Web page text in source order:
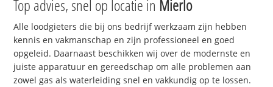
Top advies, snel op locatie in Mierlo
Alle loodgieters die bij ons bedrijf werkzaam zijn hebben
kennis en vakmanschap en zijn professioneel en goed
opgeleid. Daarnaast beschikken wij over de modernste en
juiste apparatuur en gereedschap om alle problemen aan
zowel gas als waterleiding snel en vakkundig op te lossen.